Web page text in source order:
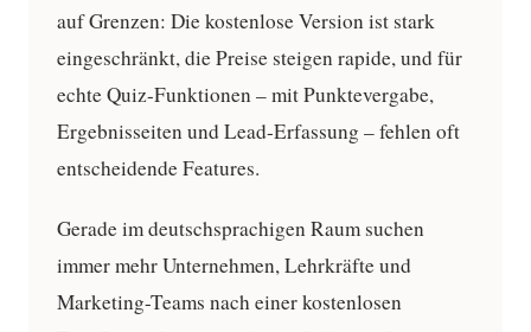
auf Grenzen: Die kostenlose Version ist stark
eingeschränkt, die Preise steigen rapide, und für
echte Quiz-Funktionen – mit Punktevergabe,
Ergebnisseiten und Lead-Erfassung – fehlen oft
entscheidende Features.
Gerade im deutschsprachigen Raum suchen
immer mehr Unternehmen, Lehrkräfte und
Marketing-Teams nach einerkostenlosen